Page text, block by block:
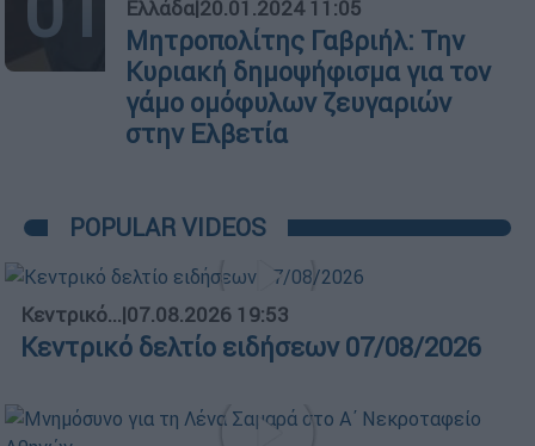
Ελλάδα|20.01.2024 11:05
Μητροπολίτης Γαβριήλ: Την
Κυριακή δημοψήφισμα για τον
γάμο ομόφυλων ζευγαριών
στην Ελβετία
POPULAR VIDEOS
Κεντρικό...|07.08.2026 19:53
Κεντρικό δελτίο ειδήσεων 07/08/2026